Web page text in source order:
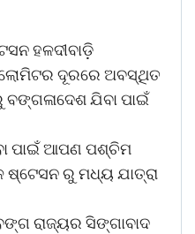
ହଳଦୀବାଡ଼ି
ଦୂରରେ ଅବସ୍ଥିତ
ବଙ୍ଗଳାଦେଶ ଯିବା ପାଇଁ
ପାଇଁ ଆପଣ ପଶ୍ଚିମ
ରୁ ମଧ୍ୟ ଯାତ୍ରା
ରାଜ୍ୟର ସିଙ୍ଗାବାଦ